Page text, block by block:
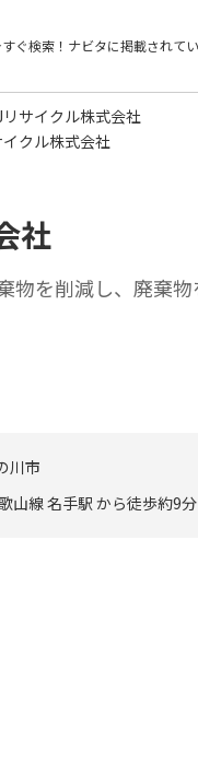
ぐ検索！ ナビタに掲載されて
リサイクル株式会社
クル株式会社
社
物を削減し、廃棄
川市
山線 名手駅 から徒歩約9分